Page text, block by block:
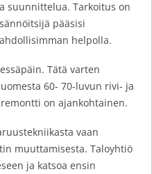
suunnittelua. Tarkoitus on
pääsisi
helpolla.
Tätä varten
60- 70-luvun rivi- ja
on ajankohtainen.
vaan
muuttamisesta. Taloyhtiö
ja katsoa ensin